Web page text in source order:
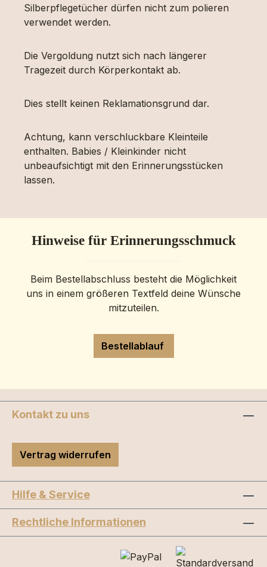
Silberpflegetücher dürfen nicht zum polieren
verwendet werden.
Die Vergoldung nutzt sich nach längerer
Tragezeit durch Körperkontakt ab.
Dies stellt keinen Reklamationsgrund dar.
Achtung, kann verschluckbare Kleinteile
enthalten. Babies / Kleinkinder nicht
unbeaufsichtigt mit den Erinnerungsstücken
lassen.
Hinweise für Erinnerungsschmuck
Beim Bestellabschluss besteht die Möglichkeit
uns in einem größeren Textfeld deine Wünsche
mitzuteilen.
Bestellablauf
Kontakt zu uns
Vertrag widerrufen
Hilfe & Service
Rechtliche Informationen